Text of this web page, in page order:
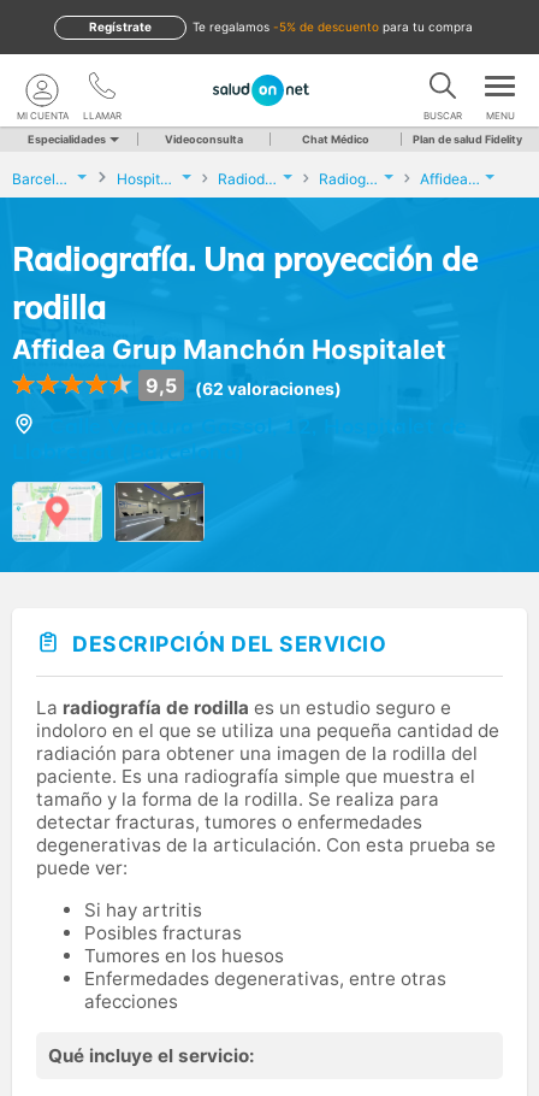
te regalamos -5% de descuento para tu compra
Regístrate
LLAMAR
MI CUENTA BUSCAR MENU
Especialidades Videoconsulta Chat Médico Plan de salud Fidelity
Barcelona Hospitalet de Llobregat Radiodiagnóstico Radiografía. Una proyección de rodilla Affidea Grup Manchón Hospitalet
Radiografía. Una proyección de
rodilla
Affidea Grup Manchón Hospitalet
9,5 (62 valoraciones)
Calle Ventura Gassol, 12, Hospitalet de
Llobregat (Barcelona)
DESCRIPCIÓN DEL SERVICIO
La radiografía de rodilla es un estudio seguro e
indoloro en el que se utiliza una pequeña cantidad de
radiación para obtener una imagen de la rodilla del
paciente. Es una radiografía simple que muestra el
tamaño y la forma de la rodilla. Se realiza para
detectar fracturas, tumores o enfermedades
degenerativas de la articulación. Con esta prueba se
puede ver:
Si hay artritis
Posibles fracturas
Tumores en los huesos
Enfermedades degenerativas, entre otras
afecciones
Qué incluye el servicio: